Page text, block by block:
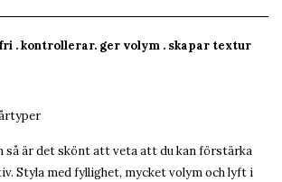
. kontrollerar. ger volym . skapar textur
så är det skönt att veta att du kan förstärka
Styla med fyllighet, mycket volym och lyft i